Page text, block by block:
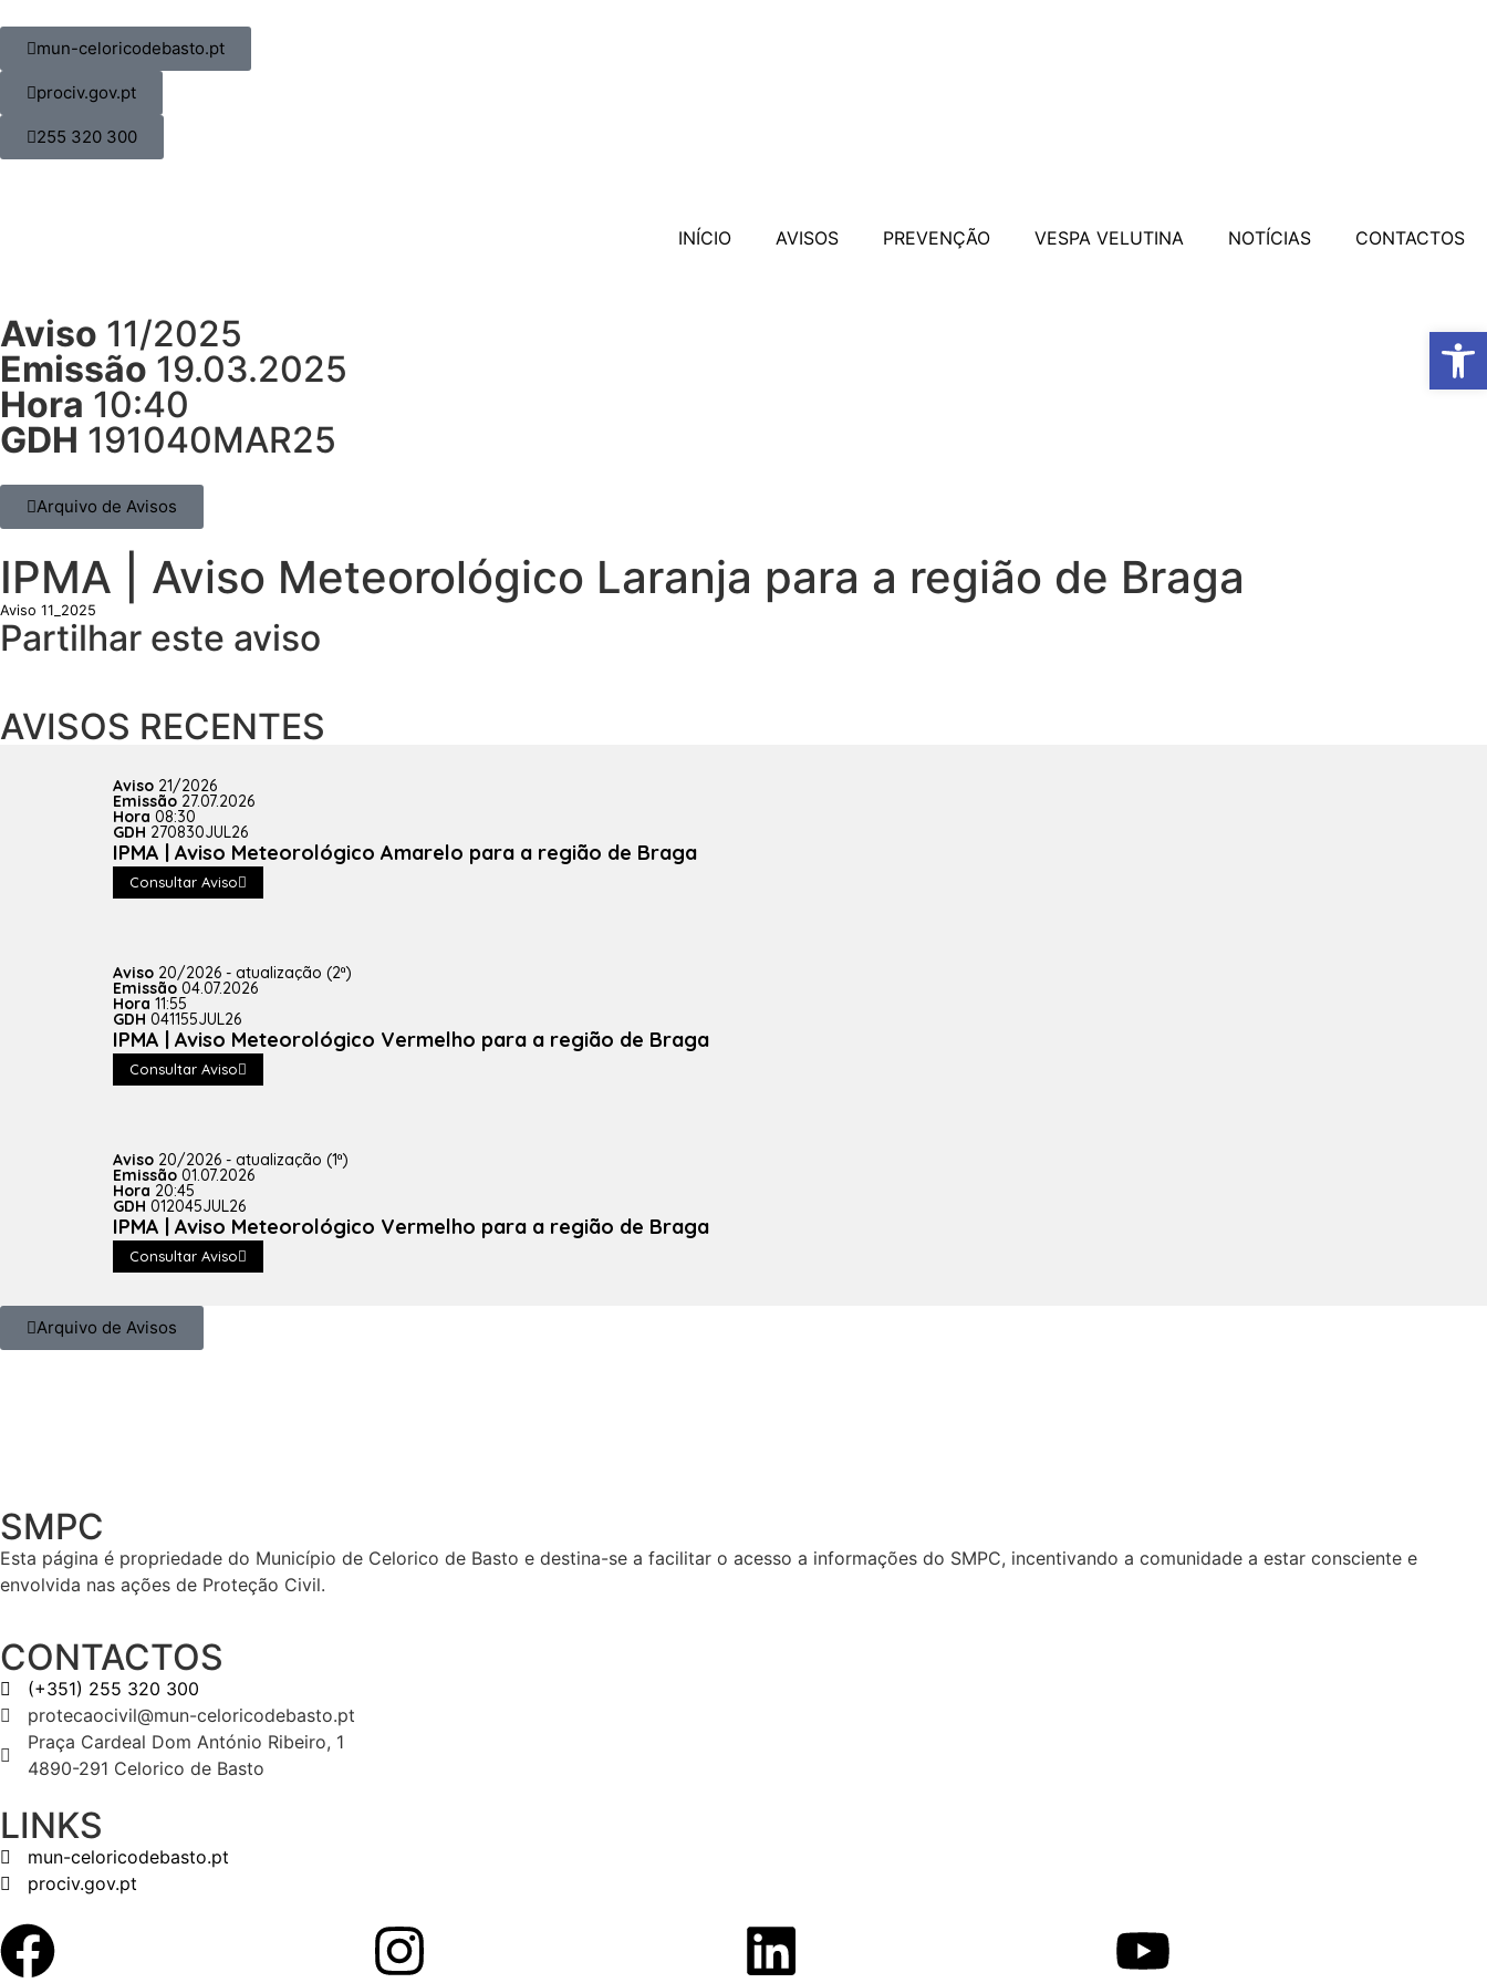
mun-celoricodebasto.pt
prociv.gov.pt
255 320 300
INÍCIO AVISOS PREVENÇÃO VESPA VELUTINA NOTÍCIAS CONTACTOS
Aviso 11/2025
Emissão 19.03.2025
Hora 10:40
GDH 191040MAR25
Arquivo de Avisos
IPMA | Aviso Meteorológico Laranja para a região de Braga
Aviso 11_2025
Partilhar este aviso
AVISOS RECENTES
Aviso 21/2026
Emissão 27.07.2026
Hora 08:30
GDH 270830JUL26
IPMA | Aviso Meteorológico Amarelo para a região de Braga
Consultar Aviso
Aviso 20/2026 - atualização (2ª)
Emissão 04.07.2026
Hora 11:55
GDH 041155JUL26
IPMA | Aviso Meteorológico Vermelho para a região de Braga
Consultar Aviso
Aviso 20/2026 - atualização (1ª)
Emissão 01.07.2026
Hora 20:45
GDH 012045JUL26
IPMA | Aviso Meteorológico Vermelho para a região de Braga
Consultar Aviso
Arquivo de Avisos
SMPC
Esta página é propriedade do Município de Celorico de Basto e destina-se a facilitar o acesso a informações do SMPC, incentivando a comunidade a estar consciente e
envolvida nas ações de Proteção Civil.
CONTACTOS
(+351) 255 320 300
protecaocivil@mun-celoricodebasto.pt
Praça Cardeal Dom António Ribeiro, 1
4890-291 Celorico de Basto
LINKS
mun-celoricodebasto.pt
prociv.gov.pt